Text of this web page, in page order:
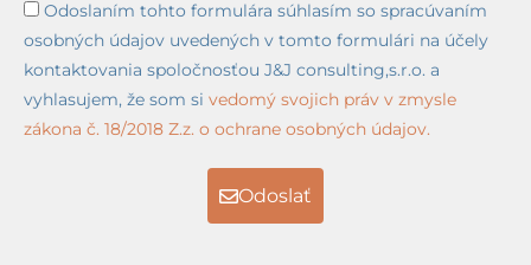
Odoslaním tohto formulára súhlasím so spracúvaním
osobných údajov uvedených v tomto formulári na účely
kontaktovania spoločnosťou J&J consulting,s.r.o. a
vyhlasujem, že som si vedomý svojich práv v zmysle
zákona č. 18/2018 Z.z. o ochrane osobných údajov.
Odoslať